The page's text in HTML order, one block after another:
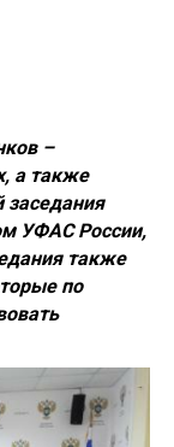
–
а также
заседания
УФАС России,
также
по